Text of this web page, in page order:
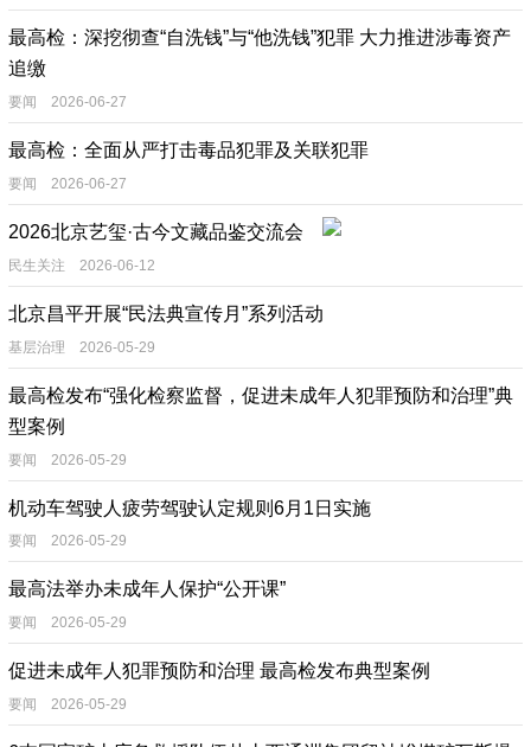
最高检：深挖彻查“自洗钱”与“他洗钱”犯罪 大力推进涉毒资产
追缴
要闻 2026-06-27
最高检：全面从严打击毒品犯罪及关联犯罪
要闻 2026-06-27
2026北京艺玺·古今文藏品鉴交流会
民生关注 2026-06-12
北京昌平开展“民法典宣传月”系列活动
基层治理 2026-05-29
最高检发布“强化检察监督，促进未成年人犯罪预防和治理”典
型案例
要闻 2026-05-29
机动车驾驶人疲劳驾驶认定规则6月1日实施
要闻 2026-05-29
最高法举办未成年人保护“公开课”
要闻 2026-05-29
促进未成年人犯罪预防和治理 最高检发布典型案例
要闻 2026-05-29